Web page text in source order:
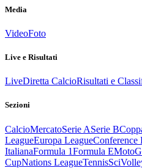
Media
VideoFoto
Live e Risultati
LiveDiretta CalcioRisultati e
Sezioni
CalcioMercatoSerie ASerie B
LeagueEuropa LeagueConference
ItalianaFormula 1Formula E
CupNations LeagueTennisSci